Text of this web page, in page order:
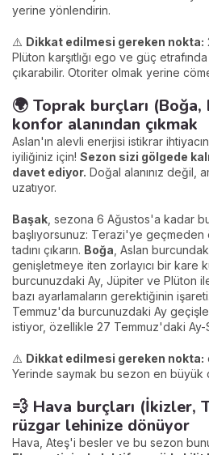
yerine yönlendirin.
⚠️ Dikkat edilmesi gereken nokta:
Plüton karşıtlığı ego ve güç
çıkarabilir. Otoriter olmak yerine
🌍 Toprak burçları
konfor alanından çıkmak
Aslan'ın alevli enerjisi istikrar
iyiliğiniz için! Sezon sizi gölgede
davet ediyor. Doğal alanınız değil,
uzatıyor.
Başak , sezona 6 Ağustos'a kadar
başlıyorsunuz: Terazi'ye
tadını çıkarın. Boğa , Aslan
genişletmeye iten zorlayıcı bir kare
burcunuzdaki Ay, Jüpiter ve Plüton
bazı ayarlamaların gerektiğinin işareti.
Temmuz'da burcunuzdaki Ay
istiyor, özellikle 27 Temmuz'daki Ay-
⚠️ Dikkat edilmesi gereken nokta:
Yerinde saymak bu sezon en büyük
💨 Hava burçları (İkizler,
rüzgar lehinize dönüyor
Hava, Ateş'i besler ve bu sezon